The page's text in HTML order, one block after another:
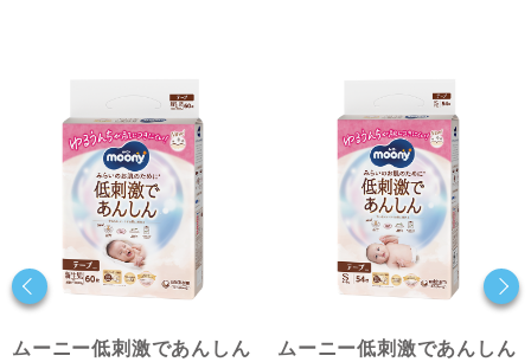
ムーニー低刺激であんしん
ムーニー低刺激であんしん